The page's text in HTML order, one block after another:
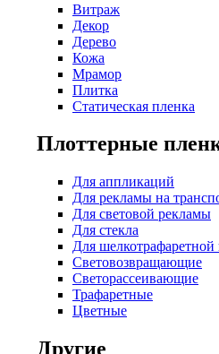
Витраж
Декор
Дерево
Кожа
Мрамор
Плитка
Статическая пленка
Плоттерные
Для аппликаций
Для рекламы на
Для световой рекламы
Для стекла
Для шелкотрафаретной
Световозвращающие
Светорассеивающие
Трафаретные
Цветные
Другие